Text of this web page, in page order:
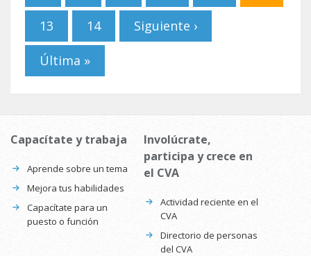
13 14 Siguiente ›
Última »
Capacítate y trabaja
Aprende sobre un tema
Mejora tus habilidades
Capacítate para un
puesto o función
Involúcrate,
participa y crece en
el CVA
Actividad reciente en el
CVA
Directorio de personas
del CVA